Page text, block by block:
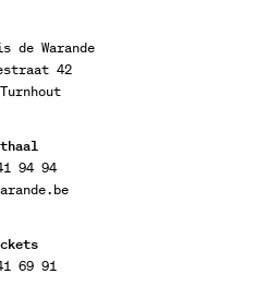
de Warande
42
94 94
69 91